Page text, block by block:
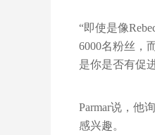
“即使是像
6000名粉丝，
是你是否有促
Parmar说，他
感兴趣。